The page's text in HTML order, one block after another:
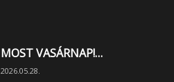
MOST VASÁRNAP!…
2026.05.28.